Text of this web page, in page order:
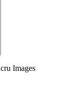
Images